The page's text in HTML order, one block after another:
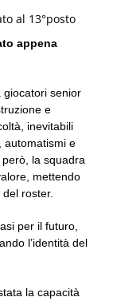
al 13°posto
appena
giocatori senior
e
inevitabili
automatismi e
la squadra
mettendo
roster.
per il futuro,
l’identità del
la capacità